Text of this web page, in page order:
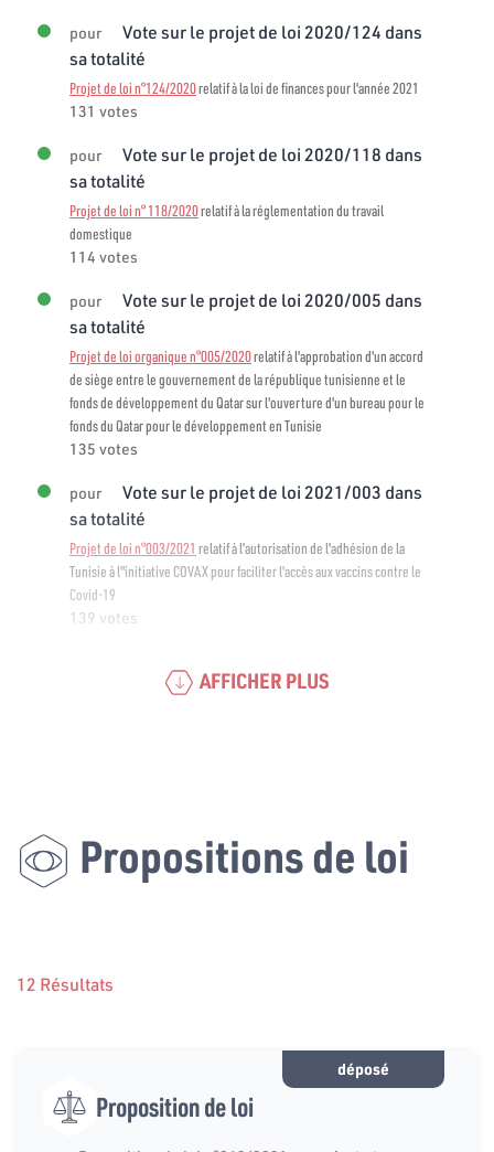
pour
Vote sur le projet de loi 2020/124 dans
sa totalité
Projet de loi n°124/2020relatif à la loi de finances pour l'année 2021
131 votes
pour
Vote sur le projet de loi 2020/118 dans
sa totalité
Projet de loi n° 118/2020relatif à la réglementation du travail
domestique
114 votes
pour
Vote sur le projet de loi 2020/005 dans
sa totalité
Projet de loi organique n°005/2020relatif à l'approbation d'un accord
de siège entre le gouvernement de la république tunisienne et le
fonds de développement du Qatar sur l'ouverture d'un bureau pour le
fonds du Qatar pour le développement en Tunisie
135 votes
pour
Vote sur le projet de loi 2021/003 dans
sa totalité
Projet de loi n°003/2021 relatif à l’autorisation de l'adhésion de la
Tunisie à l"initiative COVAX pour faciliter l'accès aux vaccins contre le
Covid-19
139 votes
AFFICHER PLUS
Propositions de loi
12 Résultats
déposé
Proposition de loi